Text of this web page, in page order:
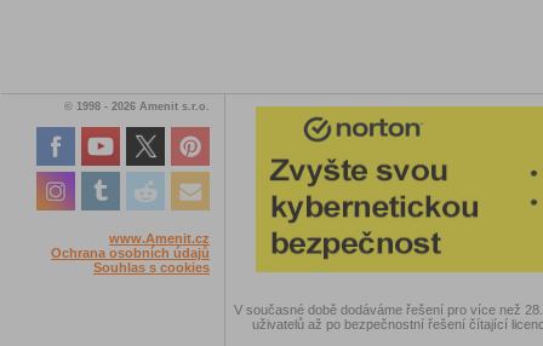
© 1998 - 2026 Amenit s.r.o.
www.Amenit.cz
Ochrana osobních údajů
Souhlas s cookies
V současné době dodáváme řešení pro více než
uživatelů až po bezpečnostní řešení čítající